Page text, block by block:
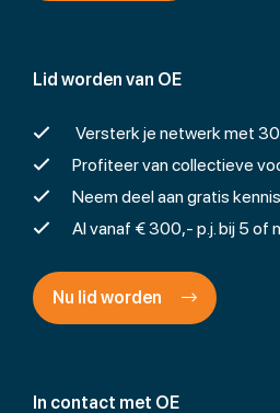
In contact met OE
Lid worden van OE
Versterk je netwerk met
Profiteer van collectieve
Neem deel aan gratis
Al vanaf € 300,- p.j. bij 5 of
Nu lid worden